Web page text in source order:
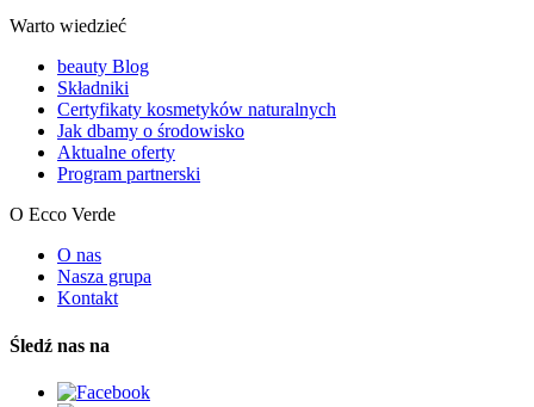
Warto wiedzieć
beauty Blog
Składniki
Certyfikaty kosmetyków naturalnych
Jak dbamy o środowisko
Aktualne oferty
Program partnerski
O Ecco Verde
O nas
Nasza grupa
Kontakt
Śledź nas na